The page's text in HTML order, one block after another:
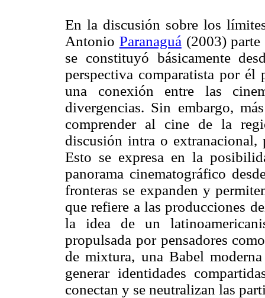
En la discusión sobre los
Antonio Paranaguá (2003)
se constituyó básicamente
perspectiva comparatista por
una conexión entre las
divergencias. Sin embargo,
comprender al cine de la
discusión intra o extranacional,
Esto se expresa en la
panorama cinematográfico
fronteras se expanden y
que refiere a las producciones
la idea de un
propulsada por pensadores
de mixtura, una Babel
generar identidades
conectan y se neutralizan las